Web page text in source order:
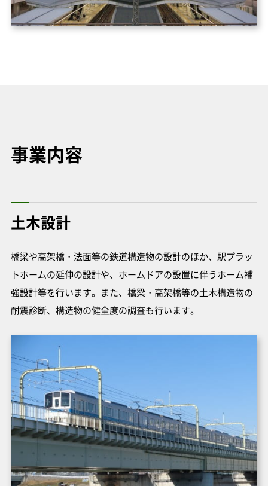
事業内容
土木設計
橋梁や高架橋・法面等の鉄道構造物の設計のほか、駅プラッ
トホームの延伸の設計や、ホームドアの設置に伴うホーム補
強設計等を行います。また、橋梁・高架橋等の土木構造物の
耐震診断、構造物の健全度の調査も行います。